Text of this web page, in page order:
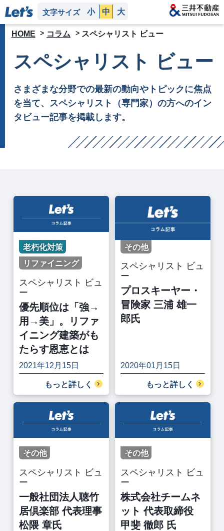
文字サイズ 小 中 大
HOME コラム スペシャリスト ビュー
スペシャリスト ビュー
さまざまな分野での最新の動向やトピックに焦点
を当て、スペシャリスト（専門家）の方へのイン
タビュー記事を掲載します。
老朽化対策
リファイニング
スペシャリスト ビュ
ー
優先順位は「強→
用→美」。リファ
イニング建築がも
たらす恩恵とは
2021年12月15日
もっと詳しく
その他
スペシャリスト ビュ
ー
プロスキーヤー・
冒険家 三浦 雄一
郎氏
2020年01月15日
もっと詳しく
その他
スペシャリスト ビュ
ー
一般社団法人聴竹
居倶楽部 代表理事
松隈 章氏
その他
スペシャリスト ビュ
ー
株式会社チームネ
ット 代表取締役
甲斐 徹郎 氏